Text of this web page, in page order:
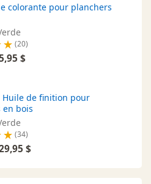
colorante pour planchers
(20)
$
Huile de finition pour
en bois
(34)
$